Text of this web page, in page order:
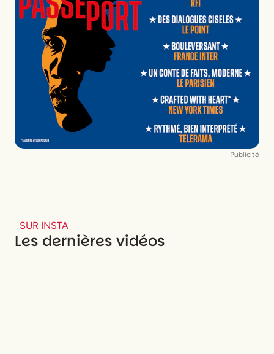
Publicité
SUR INSTA
Les dernières vidéos